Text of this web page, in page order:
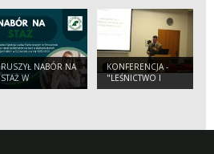
NADLEŚNICZEJ
NADLEŚNICTWA
MIASTKO
NADLEŚNICTWA
SŁAWNO
RUSZYŁ NABÓR NA
STAŻ W
NADLEŚNICTWACH
KONFERENCJA -
"LEŚNICTWO I
DRZEWNICTWO